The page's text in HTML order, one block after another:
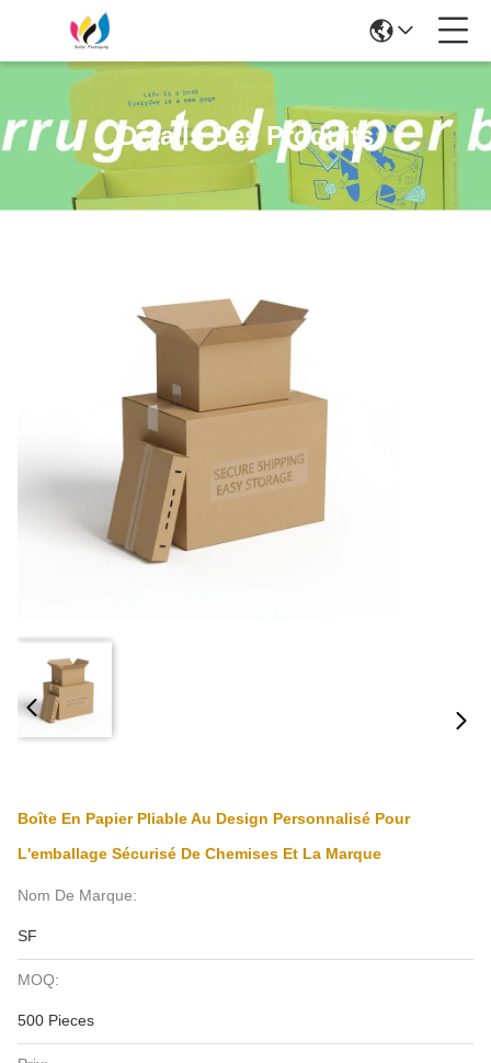
Détails Des Produits
Boîte En Papier Pliable Au Design Personnalisé Pour
L'emballage Sécurisé De Chemises Et La Marque
Nom De Marque:
SF
MOQ:
500 Pieces